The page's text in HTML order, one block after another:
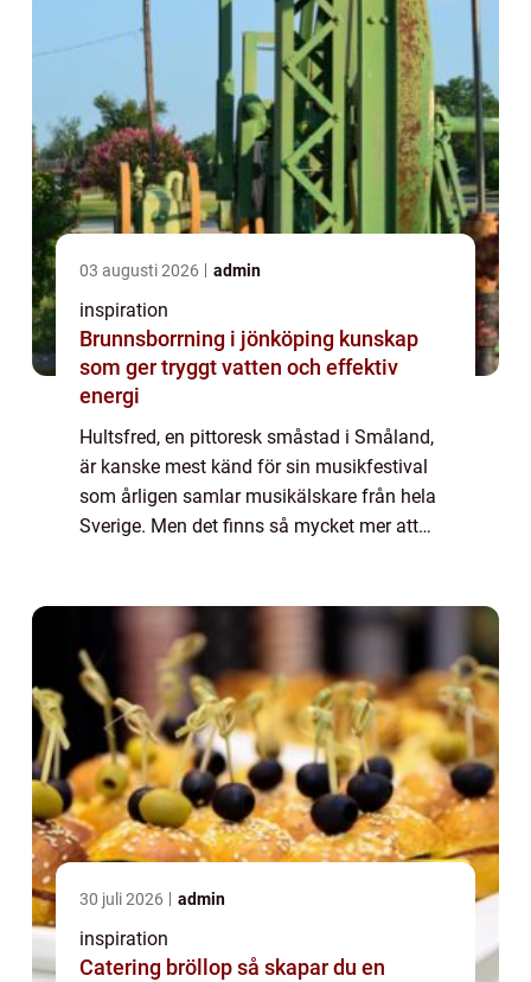
03 augusti 2026 admin
inspiration
Brunnsborrning i jönköping kunskap
som ger tryggt vatten och effektiv
energi
Hultsfred, en pittoresk småstad i Småland,
är kanske mest känd för sin musikfestival
som årligen samlar musikälskare från hela
Sverige. Men det finns så mycket mer att
30 juli 2026 admin
inspiration
Catering bröllop så skapar du en